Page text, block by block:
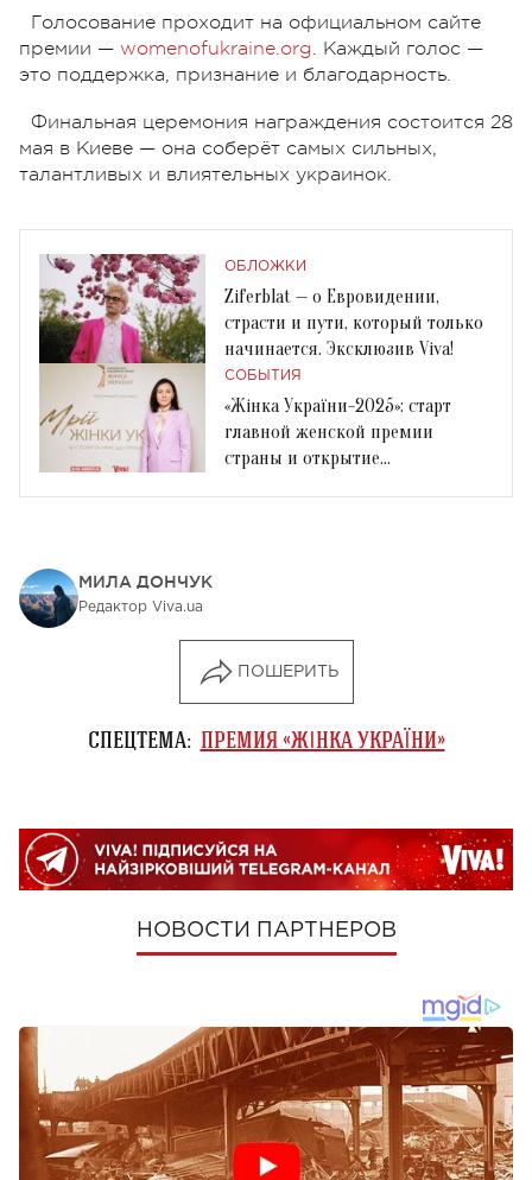
Голосование проходит на официальном сайте
премии — womenofukraine.org. Каждый голос —
это поддержка, признание и благодарность.
Финальная церемония награждения состоится 28
мая в Киеве — она соберёт самых сильных,
талантливых и влиятельных украинок.
ОБЛОЖКИ
Ziferblat — о Евровидении,
страсти и пути, который только
начинается. Эксклюзив Viva!
СОБЫТИЯ
«Жінка України-2025»: старт
главной женской премии
страны и открытие
МИЛА ДОНЧУК
Редактор Viva.ua
ПОШЕРИТЬ
СПЕЦТЕМА: ПРЕМИЯ «ЖІНКА УКРАЇНИ»
НОВОСТИ ПАРТНЕРОВ